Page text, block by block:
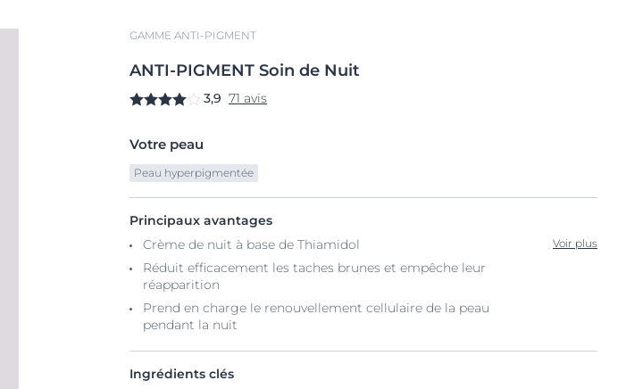
GAMME ANTI-PIGMENT
ANTI-PIGMENT Soin de Nuit
3,9 71 avis
Votre peau
Peau hyperpigmentée
Principaux avantages
Crème de nuit à base de Thiamidol
Réduit efficacement les taches brunes et empêche leur
réapparition
Prend en charge le renouvellement cellulaire de la peau
pendant la nuit
Voir plus
Ingrédients clés